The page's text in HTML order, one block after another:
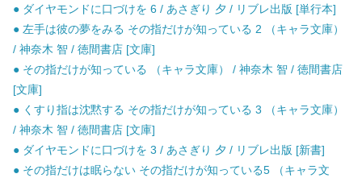
● ダイヤモンドに口づけを 6 / あさぎり 夕 / リブレ出版 [単行本]
● 左手は彼の夢をみる その指だけが知っている 2 （キャラ文庫）
/ 神奈木 智 / 徳間書店 [文庫]
● その指だけが知っている （キャラ文庫） / 神奈木 智 / 徳間書店
[文庫]
● くすり指は沈黙する その指だけが知っている 3 （キャラ文庫）
/ 神奈木 智 / 徳間書店 [文庫]
● ダイヤモンドに口づけを 3 / あさぎり 夕 / リブレ出版 [新書]
● その指だけは眠らない その指だけが知っている5 （キャラ文